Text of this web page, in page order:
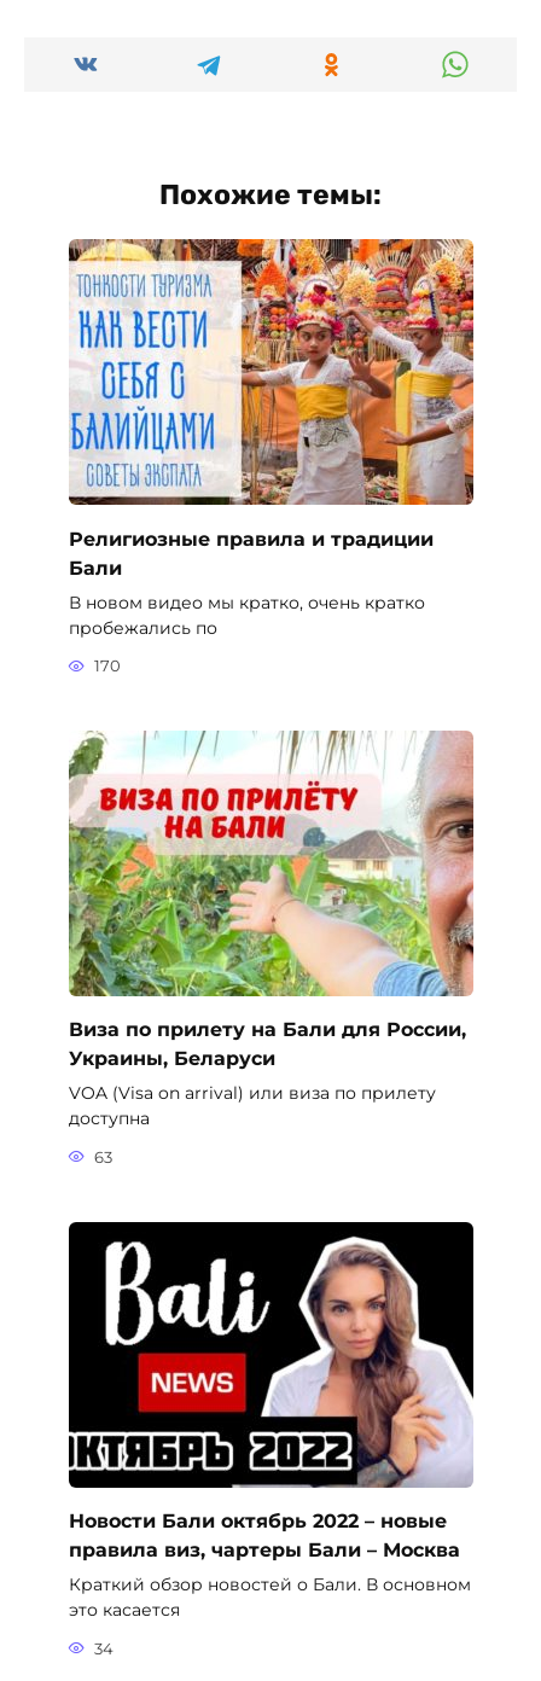
Похожие темы:
Религиозные правила и традиции
Бали
В новом видео мы кратко, очень кратко
пробежались по
170
Виза по прилету на Бали для России,
Украины, Беларуси
VOA (Visa on arrival) или виза по прилету
доступна
63
Новости Бали октябрь 2022 – новые
правила виз, чартеры Бали – Москва
Краткий обзор новостей о Бали. В основном
это касается
34